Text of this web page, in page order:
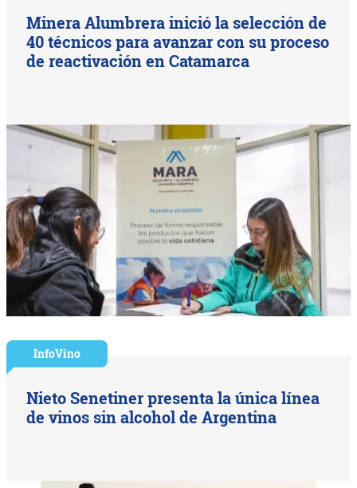
Minera Alumbrera inició la selección de
40 técnicos para avanzar con su proceso
de reactivación en Catamarca
InfoVino
Nieto Senetiner presenta la única línea
de vinos sin alcohol de Argentina